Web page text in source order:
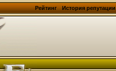
История репутации
Рейтинг